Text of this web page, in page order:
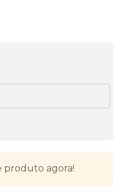
produto agora!